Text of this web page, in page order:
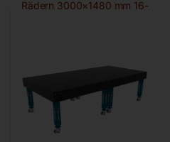
Rädern 3000×1480 mm 16-